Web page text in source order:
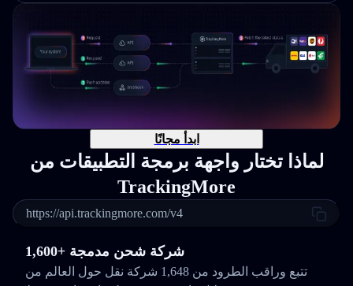
ابدأ مجانًا
لماذا تختار واجهة برمجة التطبيقات من
TrackingMore
https://api.trackingmore.com/v4
1,600+ شركة شحن مدمجة
تتبع وراقب الطرود من 1,648 شركة نقل حول العالم من